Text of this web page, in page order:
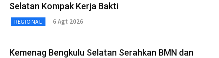
Selatan Kompak Kerja Bakti
REGIONAL 6 Agt 2026
Kemenag Bengkulu Selatan Serahkan BMN dan